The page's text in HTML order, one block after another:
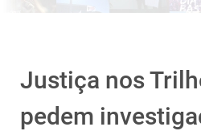
Justiça nos
pedem